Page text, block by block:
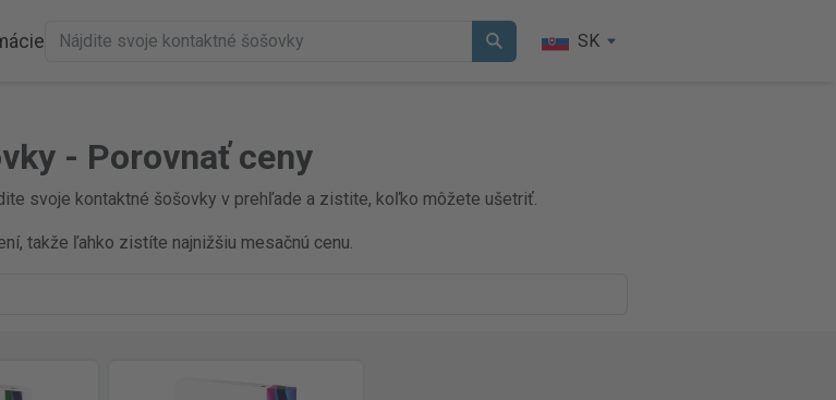
SK
- Porovnať ceny
svoje kontaktné šošovky v prehľade a zistite, koľko môžete ušetriť.
takže ľahko zistíte najnižšiu mesačnú cenu.